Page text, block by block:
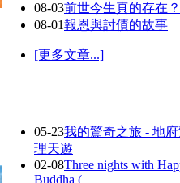
08-03前世今生真的存在？
08-01報恩與討債的故事
[更多文章...]
05-23我的驚奇之旅 - 地
理天遊
02-08Three nights with
Buddha (